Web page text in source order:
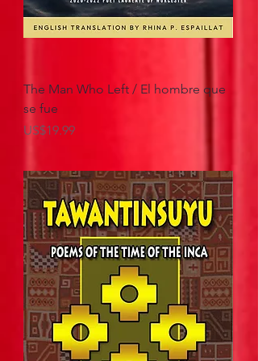
The Man Who Left / El hombre que
se fue
Precio
US$19.99